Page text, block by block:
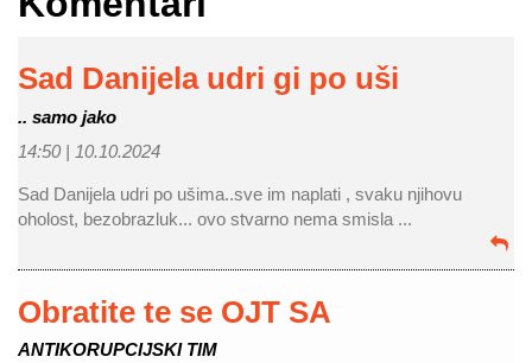
Sad Danijela udri gi po uši
.. samo jako
14:50 | 10.10.2024
Sad Danijela udri po ušima..sve im naplati , svaku njihovu
oholost, bezobrazluk... ovo stvarno nema smisla ...
Obratite te se OJT SA
ANTIKORUPCIJSKI TIM